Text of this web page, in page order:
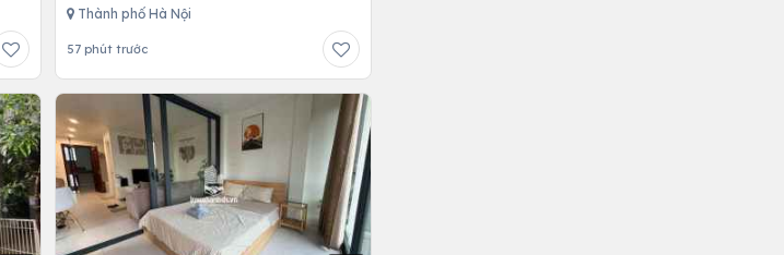
Thành phố Hà Nội
57 phút trước